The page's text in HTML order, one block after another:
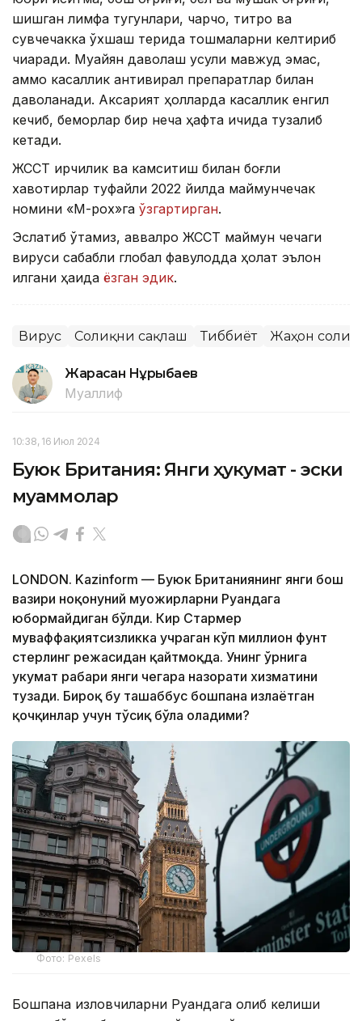
шишган лимфа тугунлари, чарчоқ, титроқ ва
сувчечакка ўхшаш терида тошмаларни келтириб
чиқаради. Муайян даволаш усули мавжуд эмас,
аммо касаллик антивирал препаратлар билан
даволанади. Аксарият ҳолларда касаллик енгил
кечиб, беморлар бир неча ҳафта ичида тузалиб
кетади.
ЖССТ ирқчилик ва камситиш билан боғлиқ
хавотирлар туфайли 2022 йилда маймунчечак
номини «М-pox»га ўзгартирган.
Эслатиб ўтамиз, аввалроқ ЖССТ маймун чечаги
вируси сабабли глобал фавқулодда ҳолат эълон
қилгани ҳақида ёзган эдик.
Вирус Соғлиқни сақлаш Тиббиёт Жаҳон
Жарасқан Нұрыбаев
Муаллиф
10:38, 16 Июл 2024
Буюк Британия: Янги ҳукумат - эски
муаммолар
LONDON. Kazinform — Буюк Британиянинг янги бош
вазири ноқонуний муҳожирларни Руандага
юбормайдиган бўлди. Кир Стармер
муваффақиятсизликка учраган кўп миллион фунт
стерлинг режасидан қайтмоқда. Унинг ўрнига
ҳукумат раҳбари янги чегара назорати хизматини
тузади. Бироқ бу ташаббус бошпана излаётган
қочқинлар учун тўсиқ бўла оладими?
Фото: Pexels
Бошпана изловчиларни Руандага олиб келиши